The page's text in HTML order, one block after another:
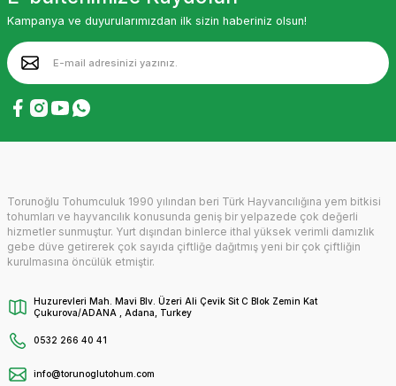
Kampanya ve duyurularımızdan ilk sizin haberiniz olsun!
Torunoğlu Tohumculuk 1990 yılından beri Türk Hayvancılığına yem bitkisi
tohumları ve hayvancılık konusunda geniş bir yelpazede çok değerli
hizmetler sunmuştur. Yurt dışından binlerce ithal yüksek verimli damızlık
gebe düve getirerek çok sayıda çiftliğe dağıtmış yeni bir çok çiftliğin
kurulmasına öncülük etmiştir.
Huzurevleri Mah. Mavi Blv. Üzeri Ali Çevik Sit C Blok Zemin Kat
Çukurova/ADANA , Adana, Turkey
0532 266 40 41
info@torunoglutohum.com